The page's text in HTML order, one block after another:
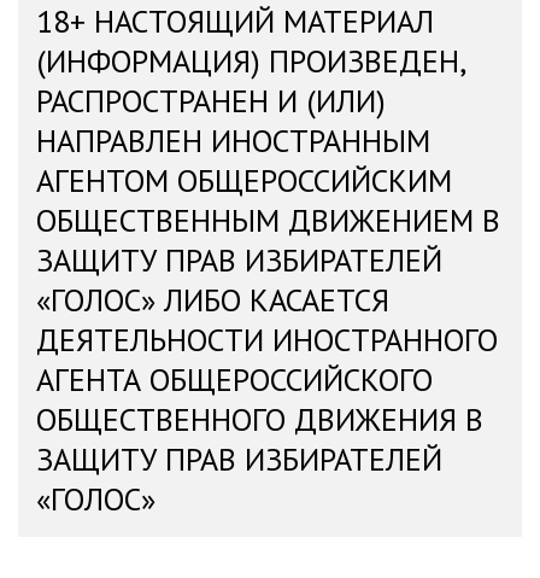
18+ НАСТОЯЩИЙ МАТЕРИАЛ
(ИНФОРМАЦИЯ) ПРОИЗВЕДЕН,
РАСПРОСТРАНЕН И (ИЛИ)
НАПРАВЛЕН ИНОСТРАННЫМ
АГЕНТОМ ОБЩЕРОССИЙСКИМ
ОБЩЕСТВЕННЫМ ДВИЖЕНИЕМ В
ЗАЩИТУ ПРАВ ИЗБИРАТЕЛЕЙ
«ГОЛОС» ЛИБО КАСАЕТСЯ
ДЕЯТЕЛЬНОСТИ ИНОСТРАННОГО
АГЕНТА ОБЩЕРОССИЙСКОГО
ОБЩЕСТВЕННОГО ДВИЖЕНИЯ В
ЗАЩИТУ ПРАВ ИЗБИРАТЕЛЕЙ
«ГОЛОС»